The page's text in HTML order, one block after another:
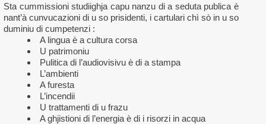
Sta cummissioni studiighja capu nanzu di a seduta publica è
nant’à cunvucazioni di u so prisidenti, i cartulari chì sò in u so
duminiu di cumpetenzi :
A lingua è a cultura corsa
U patrimoniu
Pulitica di l’audiovisivu è di a stampa
L’ambienti
A furesta
L’incendii
U trattamenti di u frazu
A ghjistioni di l’energia è di i risorzi in acqua